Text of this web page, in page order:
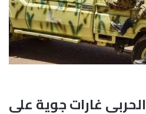
غارات جوية على